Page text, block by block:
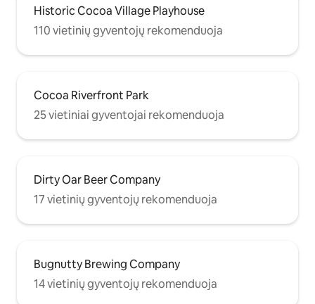
Historic Cocoa Village Playhouse
110 vietinių gyventojų rekomenduoja
Cocoa Riverfront Park
25 vietiniai gyventojai rekomenduoja
Dirty Oar Beer Company
17 vietinių gyventojų rekomenduoja
Bugnutty Brewing Company
14 vietinių gyventojų rekomenduoja